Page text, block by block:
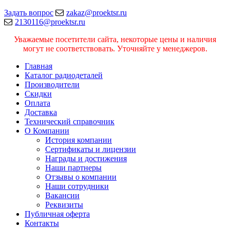
Задать вопрос
zakaz@proektsr.ru
2130116@proektsr.ru
Уважаемые посетители сайта, некоторые цены и наличия
могут не соответствовать. Уточняйте у менеджеров.
Главная
Каталог радиодеталей
Производители
Скидки
Оплата
Доставка
Технический справочник
О Компании
История компании
Сертификаты и лицензии
Награды и достижения
Наши партнеры
Отзывы о компании
Наши сотрудники
Вакансии
Реквизиты
Публичная оферта
Контакты